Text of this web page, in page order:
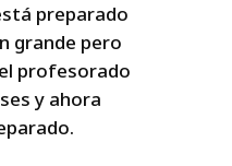
preparado
grande pero
profesorado
y ahora